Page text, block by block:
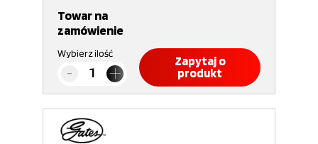
Towar na
zamówienie
Wybierz ilość
Zapytaj o
produkt